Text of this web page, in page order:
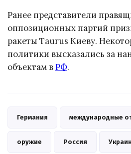
Ранее представители
оппозиционных партий
ракеты Taurus Киеву.
политики высказались за
объектам вРФ.
Германия международные
оружие Россия